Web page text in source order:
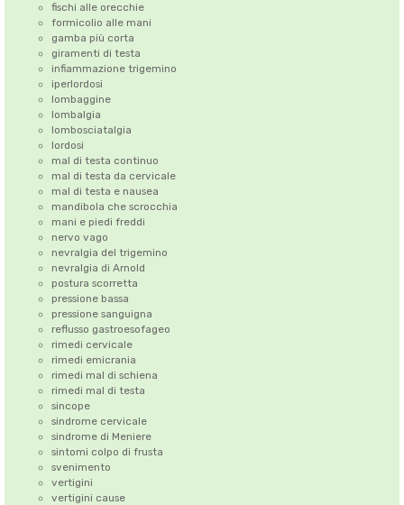
fischi alle orecchie
formicolio alle mani
gamba più corta
giramenti di testa
infiammazione trigemino
iperlordosi
lombaggine
lombalgia
lombosciatalgia
lordosi
mal di testa continuo
mal di testa da cervicale
mal di testa e nausea
mandibola che scrocchia
mani e piedi freddi
nervo vago
nevralgia del trigemino
nevralgia di Arnold
postura scorretta
pressione bassa
pressione sanguigna
reflusso gastroesofageo
rimedi cervicale
rimedi emicrania
rimedi mal di schiena
rimedi mal di testa
sincope
sindrome cervicale
sindrome di Meniere
sintomi colpo di frusta
svenimento
vertigini
vertigini cause